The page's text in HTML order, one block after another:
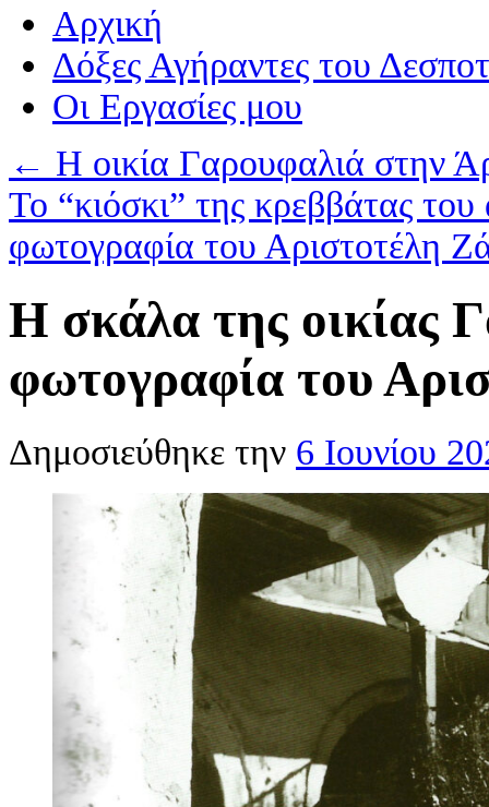
Αρχική
Δόξες Αγήραντες του
Οι Eργασίες μου
← Η οικία Γαρουφαλιά στην
Το “κιόσκι” της κρεββάτας
φωτογραφία του Αριστοτέλη
Η σκάλα της οικίας
φωτογραφία του
Δημοσιεύθηκε την 6 Ιουνίου